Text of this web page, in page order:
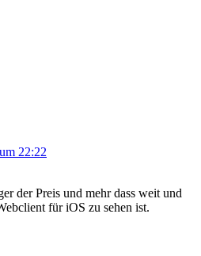
22:22
der Preis und mehr dass weit und
für iOS zu sehen ist.